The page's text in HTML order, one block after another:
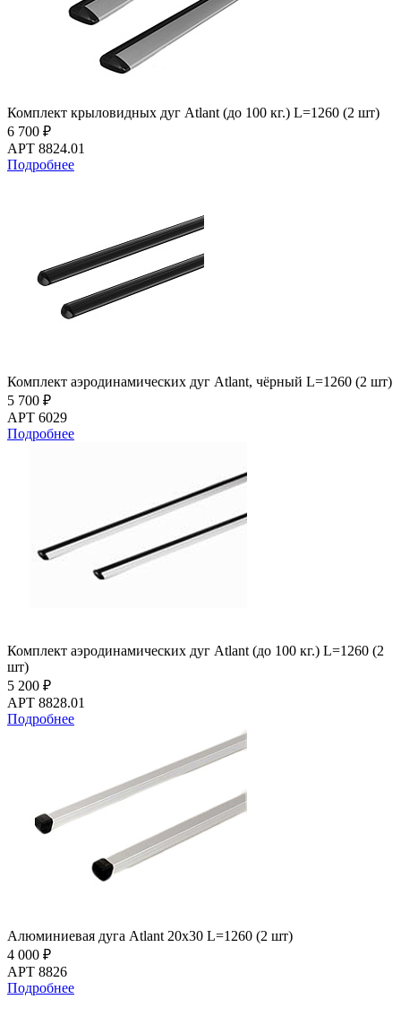
Комплект крыловидных дуг Atlant (до 100 кг.) L=1260 (2 шт)
6 700 ₽
АРТ 8824.01
Подробнее
Комплект аэродинамических дуг Atlant, чёрный L=1260 (2 шт)
5 700 ₽
АРТ 6029
Подробнее
Комплект аэродинамических дуг Atlant (до 100 кг.) L=1260 (2
шт)
5 200 ₽
АРТ 8828.01
Подробнее
Алюминиевая дуга Atlant 20х30 L=1260 (2 шт)
4 000 ₽
АРТ 8826
Подробнее